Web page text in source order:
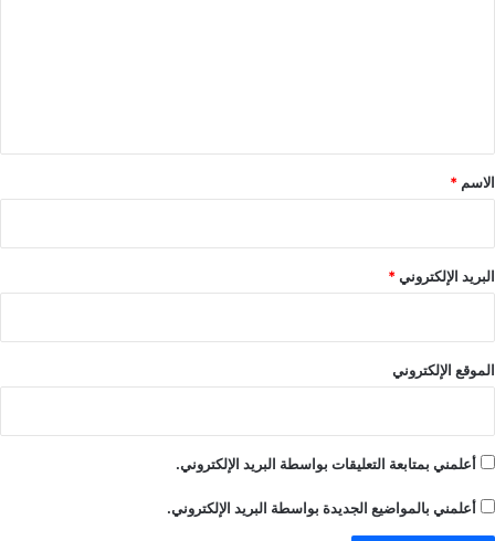
*
الاسم *
البريد الإلكتروني*
الموقع الإلكتروني
أعلمني بمتابعة التعليقات بواسطة البريد الإلكتروني.
أعلمني بالمواضيع الجديدة بواسطة البريد الإلكتروني.